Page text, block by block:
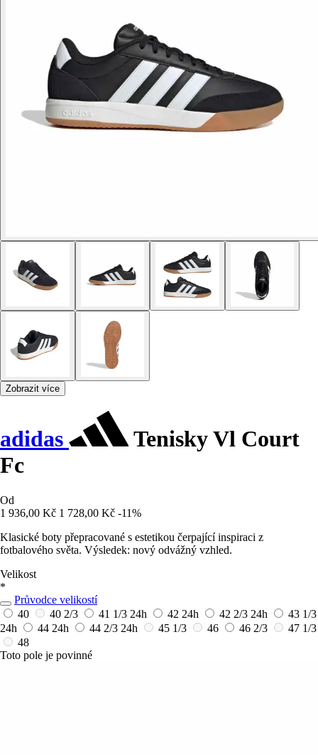
Zobrazit více
adidas
Tenisky Vl Court
Fc
Od
1 936,00 Kč 1 728,00 Kč -11%
Klasické boty přepracované s estetikou čerpající inspiraci z
fotbalového světa. Výsledek: nový odvážný vzhled.
Velikost
*
Průvodce velikostí
40
40 2/3 41 1/3 24h 42 24h 42 2/3 24h
43 1/3
24h
44 24h 44 2/3 24h 45 1/3 46 46 2/3
47 1/3
48
Toto pole je povinné